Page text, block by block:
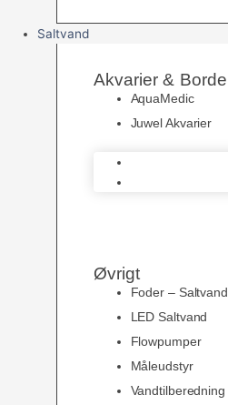
Saltvand
Akvarier & Borde
AquaMedic
Juwel Akvarier
Øvrigt
Foder – Saltvand
LED Saltvand
Flowpumper
Måleudstyr
Vandtilberedning